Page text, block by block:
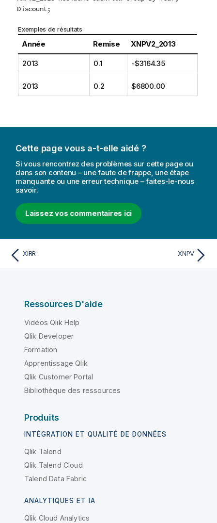
Discount;
Exemples de résultats
Année Remise XNPV2_2013
2013 0.1 -$3164.35
2013 0.2 $6800.00
Cette page vous a-t-elle aidé ?
Si vous rencontrez des problèmes sur cette page ou
dans son contenu – une faute de frappe, une étape
manquante ou une erreur technique – faites-le-nous
savoir.
Laissez vos commentaires ici
XIRR XNPV
Ressources D'aide
Vidéos Qlik Help
Qlik Developer
Formation
Apprentissage Qlik
Qlik Customer Portal
Bibliothèque des ressources
Produits
INTÉGRATION ET QUALITÉ DE DONNÉES
Qlik Talend
Qlik Talend Cloud
Talend Data Fabric
ANALYTIQUES ET IA
Qlik Cloud Analytics